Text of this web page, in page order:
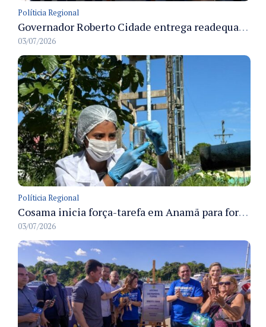
Políticia Regional
Governador Roberto Cidade entrega readequação do ambulatório da FCecon e amplia capacidade de atendimento oncológico em Manaus
03/07/2026
Políticia Regional
Cosama inicia força-tarefa em Anamã para fortalecer abastecimento de água e segurança hídrica da população
03/07/2026